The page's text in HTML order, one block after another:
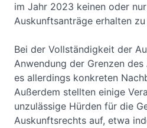
im Jahr 2023 keinen oder
Auskunftsanträge erhalten zu
Bei der Vollständigkeit der
Anwendung der Grenzen
es allerdings konkreten
Außerdem stellten einige
unzulässige Hürden für die
Auskunftsrechts auf, etwa